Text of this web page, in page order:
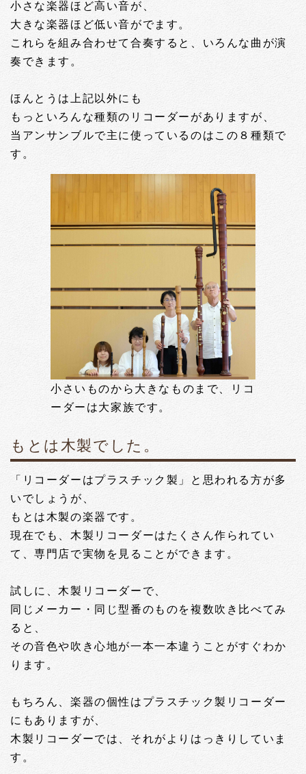
小さな楽器ほど高い音が、
大きな楽器ほど低い音がでます。
これらを組み合わせて合奏すると、いろんな曲が演
奏できます。
ほんとうは上記以外にも
もっといろんな種類のリコーダーがありますが、
当アンサンブルで主に使っているのはこの８種類で
す。
小さいものから大きなものまで、リコ
ーダーは大家族です。
もとは木製でした。
「リコーダーはプラスチック製」と思われる方が多
いでしょうが、
もとは木製の楽器です。
現在でも、木製リコーダーはたくさん作られてい
て、専門店で実物を見ることができます。
試しに、木製リコーダーで、
同じメーカー・同じ型番のものを複数吹き比べてみ
ると、
その音色や吹き心地が一本一本違うことがすぐわか
ります。
もちろん、楽器の個性はプラスチック製リコーダー
にもありますが、
木製リコーダーでは、それがよりはっきりしていま
す。